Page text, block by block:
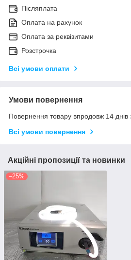
Післяплата
Оплата на рахунок
Оплата за реквізитами
Розстрочка
Всі умови оплати
Умови повернення
Повернення товару впродовж 14 днів
Всі умови повернення
Акційні пропозиції та новинки
–25%